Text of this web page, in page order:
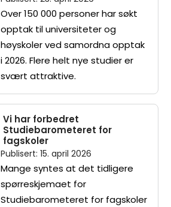
Over 150 000 personer har søkt
opptak til universiteter og
høyskoler ved samordna opptak
i 2026. Flere helt nye studier er
svært attraktive.
Vi har forbedret
Studiebarometeret for
fagskoler
Publisert: 15. april 2026
Mange syntes at det tidligere
spørreskjemaet for
Studiebarometeret for fagskoler